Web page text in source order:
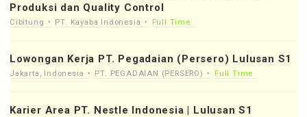
Produksi dan Quality Control
Cibitung PT. Kayaba Indonesia Full Time
Lowongan Kerja PT. Pegadaian (Persero) Lulusan S1
Jakarta, Indonesia PT. PEGADAIAN (PERSERO) Full Time
Karier Area PT. Nestle Indonesia | Lulusan S1